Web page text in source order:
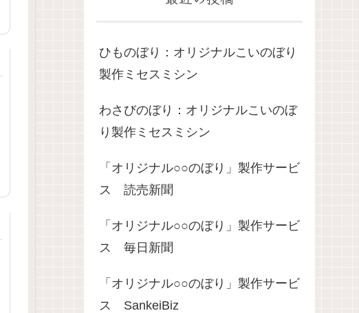
ひものぼり：オリジナルこいのぼり
製作ミセスミシン
わさびのぼり：オリジナルこいのぼ
り製作ミセスミシン
「オリジナル○○のぼり」製作サービ
ス 読売新聞
「オリジナル○○のぼり」製作サービ
ス 毎日新聞
「オリジナル○○のぼり」製作サービ
ス SankeiBiz